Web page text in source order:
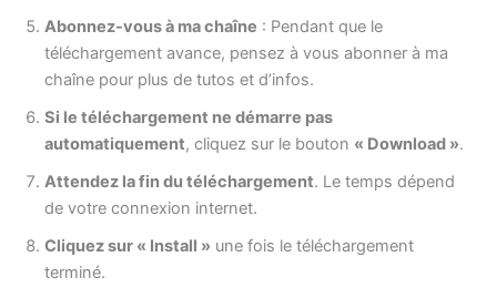
Abonnez-vous à ma chaîne : Pendant que le
téléchargement avance, pensez à vous abonner à ma
chaîne pour plus de tutos et d’infos.
Si le téléchargement ne démarre pas
automatiquement, cliquez sur le bouton « Download ».
Attendez la fin du téléchargement. Le temps dépend
de votre connexion internet.
Cliquez sur « Install » une fois le téléchargement
terminé.